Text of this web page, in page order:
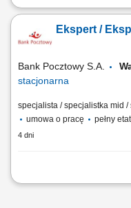
Twój zakres obowiązków
sprzedażowych,
wysoką jakość obsługi,
Ekspert /
Bank Pocztowy S.A.
stacjonarna
specjalista / specjalistka mid
umowa o pracę
pełny etat
4 dni
Twój zakres obowiązków